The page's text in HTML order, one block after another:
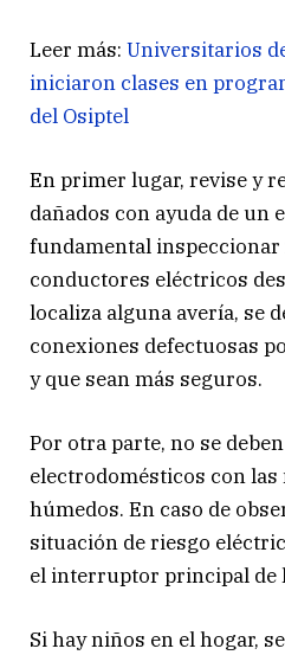
Leer más: Universitarios
iniciaron clases en
del Osiptel
En primer lugar, revise y
dañados con ayuda de un
fundamental
conductores eléctricos
localiza alguna avería, se
conexiones defectuosas
y que sean más seguros.
Por otra parte, no se
electrodomésticos con las
húmedos. En caso de
situación de riesgo
el interruptor principal de
Si hay niños en el hogar,